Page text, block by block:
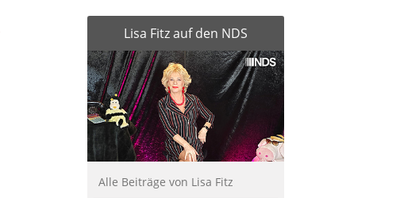
Lisa Fitz auf den NDS
Alle Beiträge von Lisa Fitz